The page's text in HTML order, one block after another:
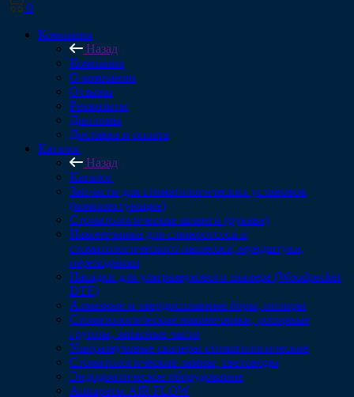
0
Компания
Назад
Компания
О компании
Отзывы
Реквизиты
Дипломы
Доставка и оплата
Каталог
Назад
Каталог
Запчасти для стоматологических установок
(комплектующие)
Стоматологические шланги (рукава)
Наконечники для слюноотсоса и
стоматологического пылесоса, мундштуки,
переходники
Насадки для ультразвукового скалера (Woodpecker
DTE)
Алмазные и твердосплавные боры, полиры
Стоматологические наконечники, роторные
группы, запасные части
Ультразвуковые скалеры стоматологические
Стоматологические лампы, световоды
Эндодонтическое оборудование
Аппараты AIR FLOW